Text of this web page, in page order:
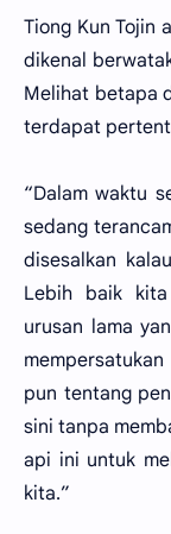
Tiong Kun Tojin
dikenal
Melihat betapa
terdapat
“Dalam waktu
sedang
disesalkan
Lebih baik kita
urusan lama
pun tentang
sini tanpa
api ini untuk
kita.”